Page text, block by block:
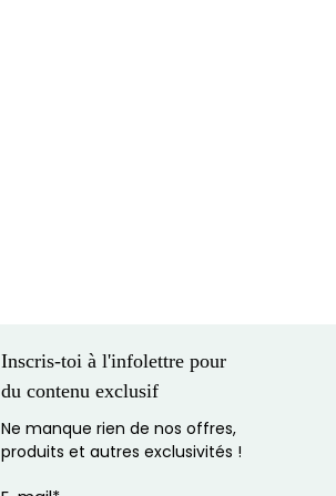
Inscris-toi à l'infolettre pour
du contenu exclusif
Ne manque rien de nos offres,
produits et autres exclusivités !